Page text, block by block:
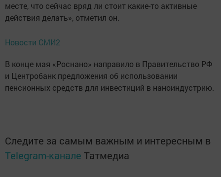
месте, что сейчас вряд ли стоит какие-то активные
действия делать», отметил он.
Новости СМИ2
В конце мая «Роснано» направило в Правительство РФ
и Центробанк предложения об использовании
пенсионных средств для инвестиций в наноиндустрию.
Следите за самым важным и интересным в
Telegram-канале Татмедиа